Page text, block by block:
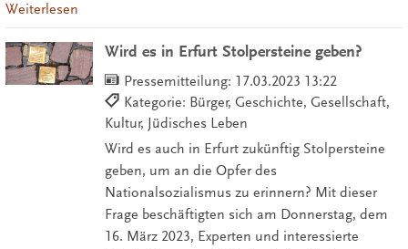
Weiterlesen
Wird es in Erfurt Stolpersteine geben?
Pressemitteilung: 17.03.2023 13:22
Kategorie: Bürger, Geschichte, Gesellschaft,
Kultur, Jüdisches Leben
Wird es auch in Erfurt zukünftig Stolpersteine
geben, um an die Opfer des
Nationalsozialismus zu erinnern? Mit dieser
Frage beschäftigten sich am Donnerstag, dem
16. März 2023, Experten und interessierte